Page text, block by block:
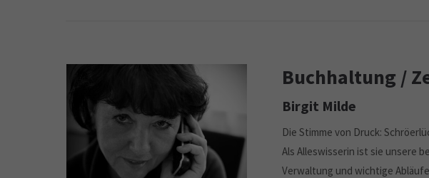
Buchhaltung /
Birgit Milde
Die Stimme von Druck:
Als Alleswisserin ist sie unsere
Verwaltung und wichtige